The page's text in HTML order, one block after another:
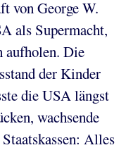
von George W.
als Supermacht,
aufholen. Die
der Kinder
die USA längst
wachsende
Alles